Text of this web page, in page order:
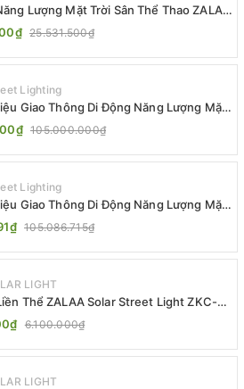
Lượng Mặt Trời Sân Thể Thao ZALAA
Nước IP65 Cao Cấp
25.531.500₫
Lighting
Giao Thông Di Động Năng Lượng Mặt
ZL-300A-D
105.000.000₫
Lighting
Giao Thông Di Động Năng Lượng Mặt
ZL-409300C
105.086.715₫
LIGHT
Thể ZALAA Solar Street Light ZKC-
30W All In One
6.100.000₫
LIGHT